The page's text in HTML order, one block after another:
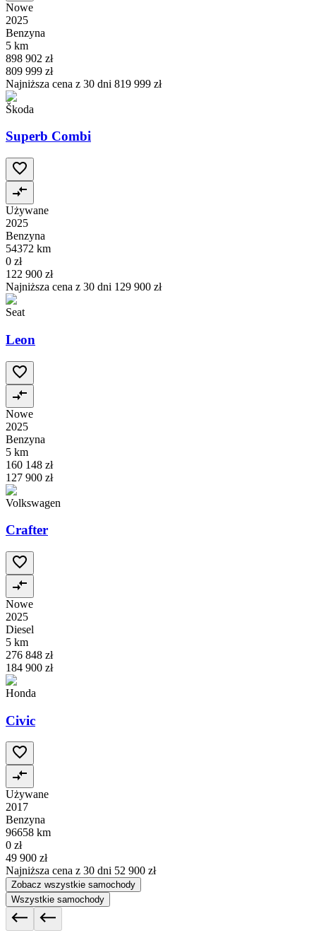
Nowe
2025
Benzyna
5 km
898 902 zł
809 999 zł
Najniższa cena z 30 dni 819 999 zł
Škoda
Superb Combi
Używane
2025
Benzyna
54372 km
0 zł
122 900 zł
Najniższa cena z 30 dni 129 900 zł
Seat
Leon
Nowe
2025
Benzyna
5 km
160 148 zł
127 900 zł
Volkswagen
Crafter
Nowe
2025
Diesel
5 km
276 848 zł
184 900 zł
Honda
Civic
Używane
2017
Benzyna
96658 km
0 zł
49 900 zł
Najniższa cena z 30 dni 52 900 zł
Zobacz wszystkie samochody
Wszystkie samochody